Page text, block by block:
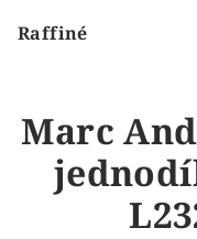
Raffiné
Marc